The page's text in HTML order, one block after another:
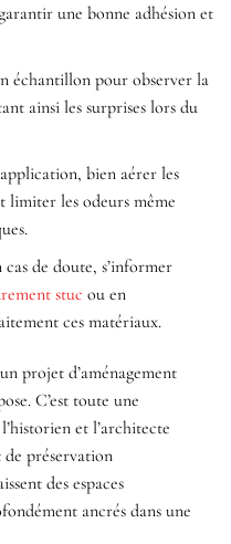
une bonne adhésion et
échantillon pour observer la
ainsi les surprises lors du
bien aérer les
limiter les odeurs même
de doute, s’informer
stuc ou en
ces matériaux.
projet d’aménagement
C’est toute une
et l’architecte
de préservation
des espaces
ancrés dans une